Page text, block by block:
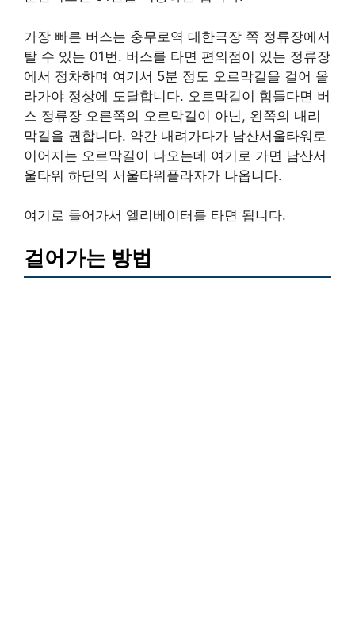
가장 빠른 버스는 충무로역 대한극장 쪽 정류장에서
탈 수 있는 01번. 버스를 타면 편의점이 있는 정류장
에서 정차하며 여기서 5분 정도 오르막길을 걸어 올
라가야 정상에 도달합니다. 오르막길이 힘들다면 버
스 정류장 오른쪽의 오르막길이 아닌, 왼쪽의 내리
막길을 권합니다. 약간 내려가다가 남산서울타워로
이어지는 오르막길이 나오는데 여기로 가면 남산서
울타워 하단의 서울타워플라자가 나옵니다.
여기로 들어가서 엘리베이터를 타면 됩니다.
걸어가는 방법